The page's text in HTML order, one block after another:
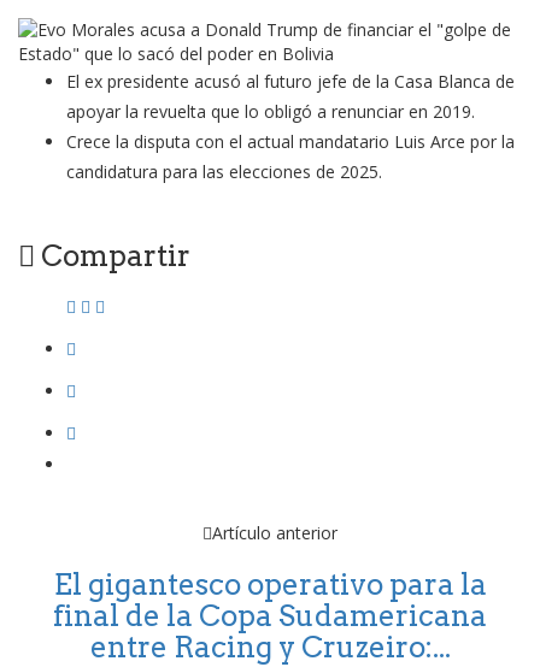
El ex presidente acusó al futuro jefe de la Casa Blanca de
apoyar la revuelta que lo obligó a renunciar en 2019.
Crece la disputa con el actual mandatario Luis Arce por la
candidatura para las elecciones de 2025.
Compartir
Artículo anterior
El gigantesco operativo para la
final de la Copa Sudamericana
entre Racing y Cruzeiro:...